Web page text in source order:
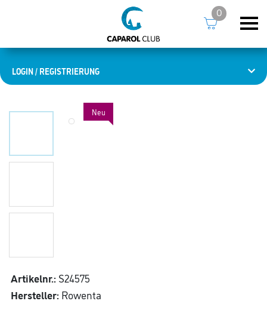
LOGIN / REGISTRIERUNG
0
Neu
Artikelnr.: S24575
Hersteller: Rowenta